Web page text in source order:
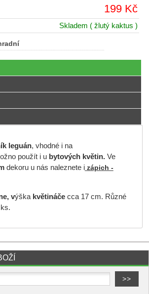
199 Kč
Skladem ( žlutý kaktus )
leguán, vhodné i na
použít i ubytových květin. Ve
dekoru u nás naleznete izápich -
výška květináčecca 17 cm. Různé